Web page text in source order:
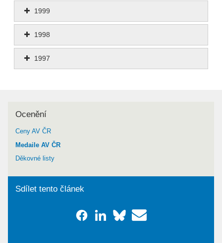
1999
1998
1997
Ocenění
Ceny AV ČR
Medaile AV ČR
Děkovné listy
Sdílet tento článek